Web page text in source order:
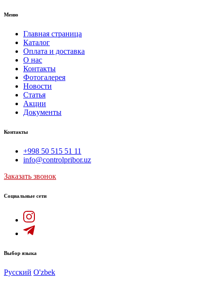
Меню
Главная страница
Каталог
Оплата и доставка
О нас
Контакты
Фотогалерея
Новости
Статья
Акции
Документы
Контакты
+998 50 515 51 11
info@controlpribor.uz
Заказать звонок
Социальные сети
Выбор языка
Русский O'zbek